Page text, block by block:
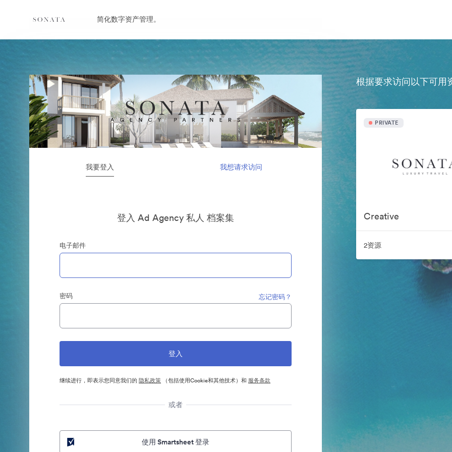
简化数字资产管理。
我要登入 我想请求访问
登入 Ad Agency 私人 档案集
电子邮件
密码 忘记密码？
继续进行，即表示您同意我们的隐私政策 （包括使用Cookie和其他技术）和 服务条款
或者
使用 Smartsheet 登录
根据要求访问以下可用
PRIVATE
Creative
2资源